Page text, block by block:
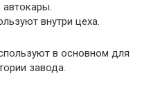
автокары.
внутри цеха.
в основном для
завода.